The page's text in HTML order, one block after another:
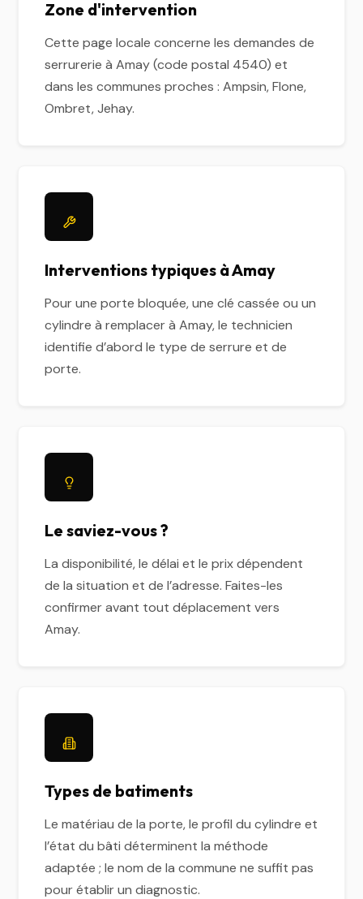
Zone d'intervention
Cette page locale concerne les demandes de
serrurerie à Amay (code postal 4540) et
dans les communes proches : Ampsin, Flone,
Ombret, Jehay.
Interventions typiques à Amay
Pour une porte bloquée, une clé cassée ou un
cylindre à remplacer à Amay, le technicien
identifie d’abord le type de serrure et de
porte.
Le saviez-vous ?
La disponibilité, le délai et le prix dépendent
de la situation et de l’adresse. Faites-les
confirmer avant tout déplacement vers
Amay.
Types de batiments
Le matériau de la porte, le profil du cylindre et
l’état du bâti déterminent la méthode
adaptée ; le nom de la commune ne suffit pas
pour établir un diagnostic.